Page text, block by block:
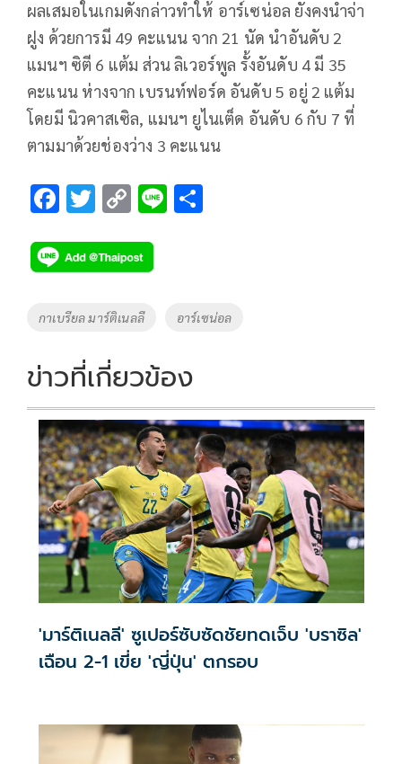
ผลเสมอในเกมดังกล่าวทำให้ อาร์เซน่อล ยังคงนำจ่า
ฝูง ด้วยการมี 49 คะแนน จาก 21 นัด นำอันดับ 2
แมนฯ ซิตี 6 แต้ม ส่วน ลิเวอร์พูล รั้งอันดับ 4 มี 35
คะแนน ห่างจาก เบรนท์ฟอร์ด อันดับ 5 อยู่ 2 แต้ม
โดยมี นิวคาสเซิล, แมนฯ ยูไนเต็ด อันดับ 6 กับ 7 ที่
ตามมาด้วยช่องว่าง 3 คะแนน
F
e
b
o
k
T
tt
er
C
p
y
Li
k
Li
Tags
กาเบรียล มาร์ติเนลลี อาร์เซน่อล
ข่าวที่เกี่ยวข้อง
'มาร์ติเนลลี' ซูเปอร์ซับซัดชัยทดเจ็บ 'บราซิล'
เฉือน 2-1 เขี่ย 'ญี่ปุ่น' ตกรอบ